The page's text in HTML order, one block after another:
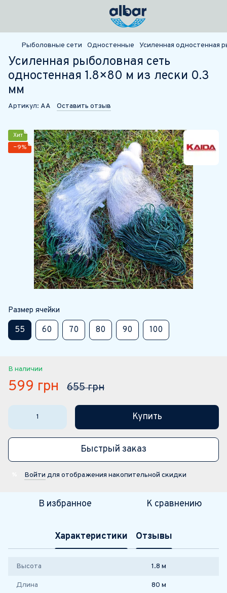
Рыболовные сети Одностенные Усиленная одностенная
Усиленная рыболовная сеть
одностенная 1.8×80 м из лески 0.3
мм
Артикул: АА Оставить отзыв
Хит
−9%
Размер ячейки
55 60 70 80 90 100
В наличии
599 грн 655 грн
Купить
Быстрый заказ
Войти для отображения накопительной скидки
В избранное К сравнению
Характеристики Отзывы
Высота 1.8 м
Длина 80 м